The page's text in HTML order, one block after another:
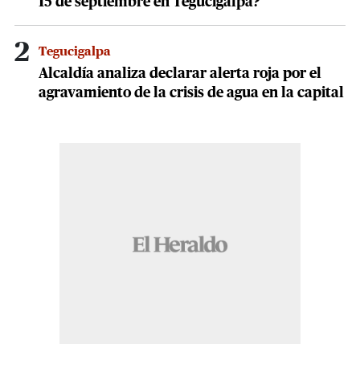
2 Tegucigalpa
Alcaldía analiza declarar alerta roja por el
agravamiento de la crisis de agua en la capital